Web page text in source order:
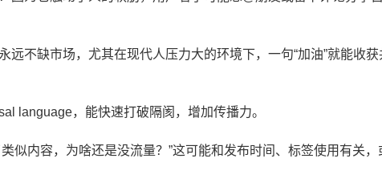
远不缺市场，尤其在现代人压力大的环境下，一句“加油”就能收获
language，能快速打破隔阂，增加传播力。
似内容，为啥还是没流量？”这可能和发布时间、标签使用有关